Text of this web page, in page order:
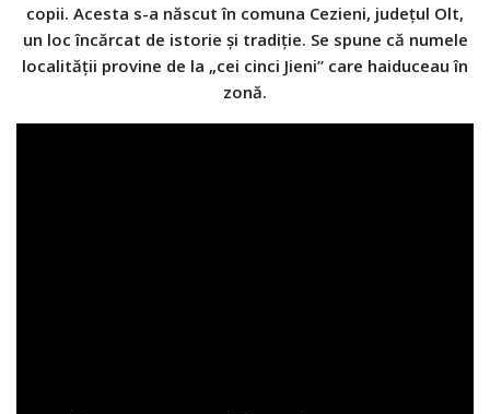
copii. Acesta s-a născut în comuna Cezieni, județul Olt,
un loc încărcat de istorie și tradiție. Se spune că numele
localității provine de la „cei cinci Jieni” care haiduceau în
zonă.